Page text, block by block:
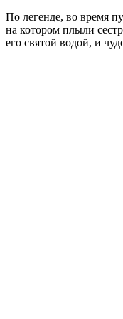
По легенде, во время
на котором плыли
его святой водой, и